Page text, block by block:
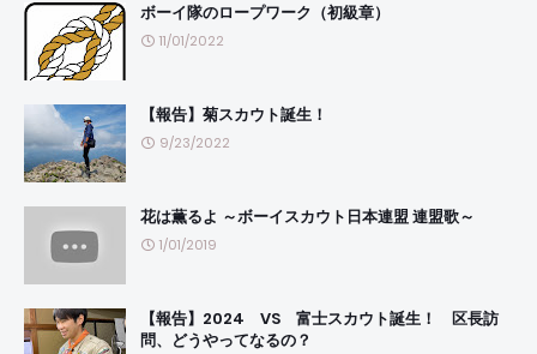
ボーイ隊のロープワーク（初級章）
11/01/2022
【報告】菊スカウト誕生！
9/23/2022
花は薫るよ ～ボーイスカウト日本連盟 連盟歌～
1/01/2019
【報告】2024 VS 富士スカウト誕生！ 区長訪
問、どうやってなるの？